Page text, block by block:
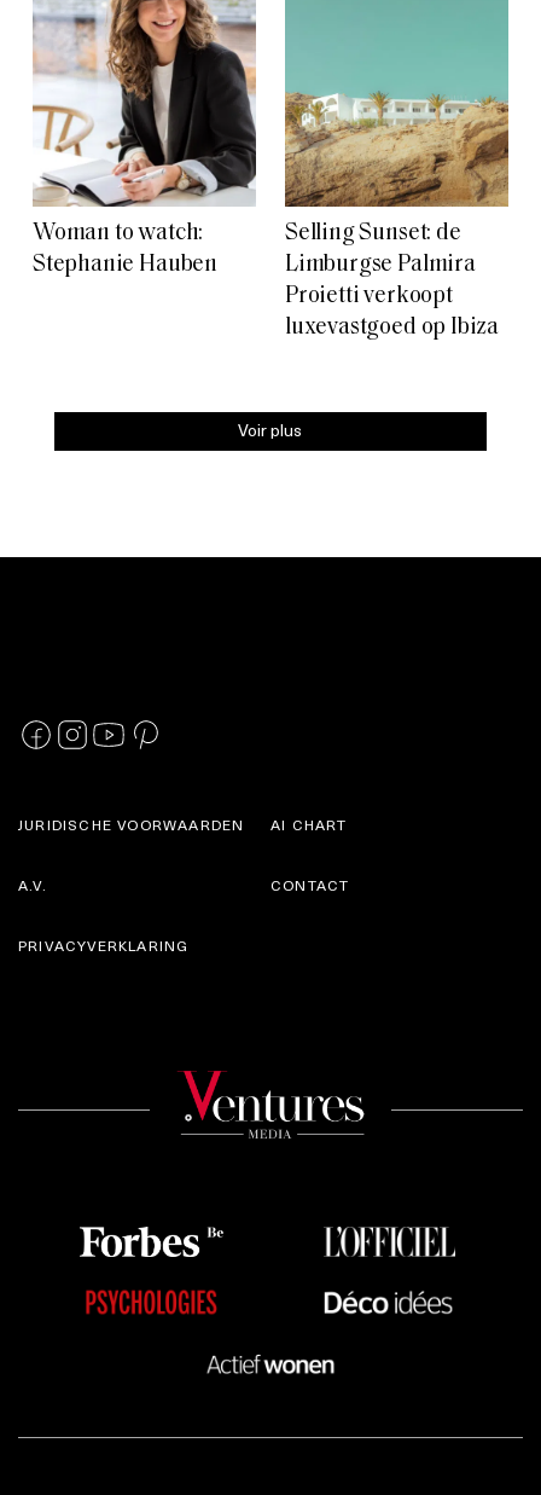
Woman to watch:
Stephanie Hauben
Selling Sunset: de
Limburgse Palmira
Proietti verkoopt
luxevastgoed op Ibiza
Voir plus
JURIDISCHE VOORWAARDEN
A.V.
AI CHART
CONTACT
PRIVACYVERKLARING